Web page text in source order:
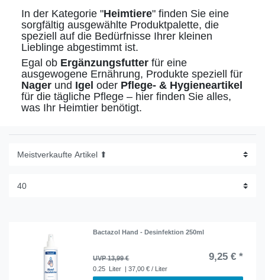
In der Kategorie "Heimtiere" finden Sie eine
sorgfältig ausgewählte Produktpalette, die
speziell auf die Bedürfnisse Ihrer kleinen
Lieblinge abgestimmt ist.
Egal ob Ergänzungsfutter für eine
ausgewogene Ernährung, Produkte speziell für
Nager und Igel oder Pflege- & Hygieneartikel
für die tägliche Pflege – hier finden Sie alles,
was Ihr Heimtier benötigt.
Bactazol Hand - Desinfektion 250ml
UVP 13,99 € 9,25 € *
0.25 Liter | 37,00 € / Liter